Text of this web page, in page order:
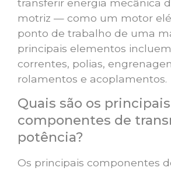
transferir energia mecânica
motriz — como um motor
ponto de trabalho de uma
principais elementos
correntes, polias,
rolamentos e acoplamentos.
Quais são os principais
componentes de
potência?
Os principais componentes